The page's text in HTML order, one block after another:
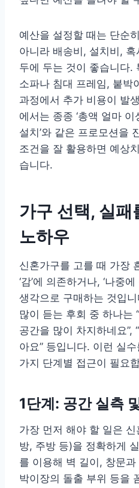
예산을 설정할 때는 단순
아니라 배송비, 설치비,
두에 두는 것이 좋습니다.
소파나 침대 프레임, 붙박
과정에서 추가 비용이 발
에서는 종종 ‘총액 얼마
설치’와 같은 프로모션을
조건을 잘 활용하면 예상
습니다.
가구 선택, 실패
노하우
신혼가구를 고를 때 가장
‘감’에 의존하거나, ‘나중
생각으로 구매하는 것입
많이 듣는 후회 중 하나는
공간을 많이 차지하네요”,
아요” 등입니다. 이런 실
가지 단계별 접근이 필요
1단계: 공간 실측
가장 먼저 해야 할 일은
방, 주방 등)을 정확하게
를 이용해 벽 길이, 창문
박이장의 돌출 부위 등을